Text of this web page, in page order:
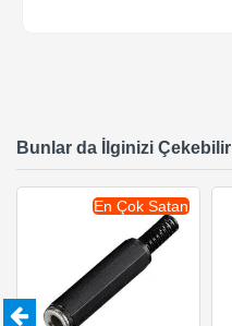
Bunlar da İlginizi Çekebilir
En Çok Satan